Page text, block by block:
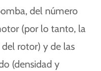
del número
(por lo tanto, la
rotor) y de las
(densidad y